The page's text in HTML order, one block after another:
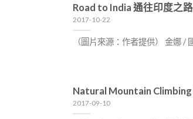
Road to India 通往印度之
2017-10-22
（圖片來源：作者提供） 金娜
Natural Mountain Climbing
2017-09-10